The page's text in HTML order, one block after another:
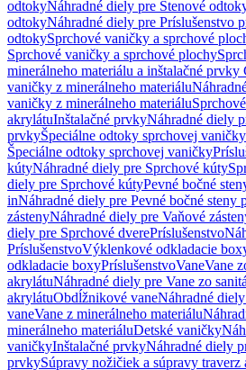
odtokyNáhradné diely pre Stenové
odtokyNáhradné diely pre Príslušenstvo
odtokySprchové vaničky a sprchové
Sprchové vaničky a sprchové plochy
minerálneho materiálu a inštalačné
vaničky z minerálneho materiálu
vaničky z minerálneho materiálu
akrylátuInštalačné prvkyNáhradné diely
prvkyŠpeciálne odtoky sprchovej vaničky
Špeciálne odtoky sprchovej vaničky
kútyNáhradné diely pre Sprchové kúty
diely pre Sprchové kútyPevné bočné
inNáhradné diely pre Pevné bočné steny
zástenyNáhradné diely pre Vaňové
diely pre Sprchové dverePríslušenstvo
PríslušenstvoVýklenkové odkladacie
odkladacie boxyPríslušenstvoVaneVane
akrylátuNáhradné diely pre Vane zo
akrylátuObdĺžnikové vaneNáhradné
vaneVane z minerálneho materiálu
minerálneho materiáluDetské vaničky
vaničkyInštalačné prvkyNáhradné diely
prvkySúpravy nožičiek a súpravy traverz